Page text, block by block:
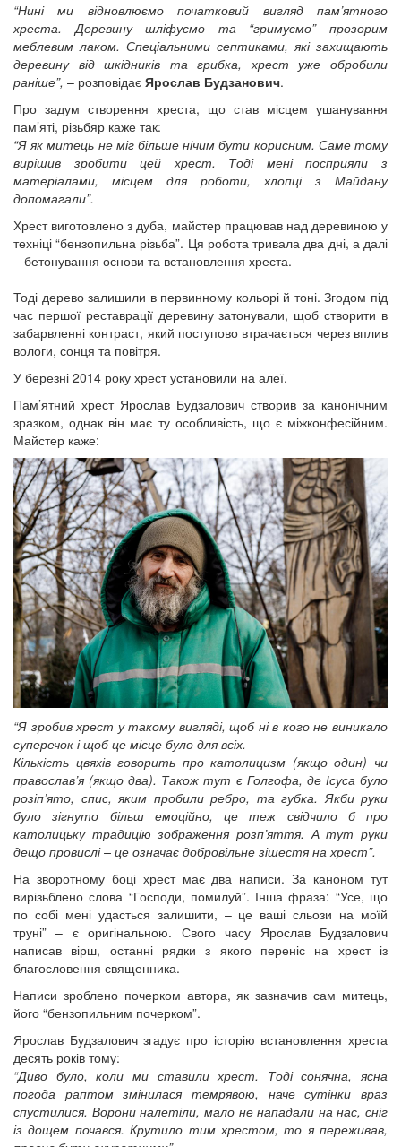
“Нині ми відновлюємо початковий вигляд пам’ятного
хреста. Деревину шліфуємо та “гримуємо” прозорим
меблевим лаком. Спеціальними септиками, які захищають
деревину від шкідників та грибка, хрест уже обробили
раніше”, – розповідає Ярослав Будзанович.
Про задум створення хреста, що став місцем ушанування
пам’яті, різьбяр каже так:
“Я як митець не міг більше нічим бути корисним. Саме тому
вирішив зробити цей хрест. Тоді мені посприяли з
матеріалами, місцем для роботи, хлопці з Майдану
допомагали”.
Хрест виготовлено з дуба, майстер працював над деревиною у
техніці “бензопильна різьба”. Ця робота тривала два дні, а далі
– бетонування основи та встановлення хреста.
Тоді дерево залишили в первинному кольорі й тоні. Згодом під
час першої реставрації деревину затонували, щоб створити в
забарвленні контраст, який поступово втрачається через вплив
вологи, сонця та повітря.
У березні 2014 року хрест установили на алеї.
Пам’ятний хрест Ярослав Будзалович створив за канонічним
зразком, однак він має ту особливість, що є міжконфесійним.
Майстер каже:
“Я зробив хрест у такому вигляді, щоб ні в кого не виникало
суперечок і щоб це місце було для всіх.
Кількість цвяхів говорить про католицизм (якщо один) чи
православ’я (якщо два). Також тут є Голгофа, де Ісуса було
розіп’ято, спис, яким пробили ребро, та губка. Якби руки
було зігнуто більш емоційно, це теж свідчило б про
католицьку традицію зображення розп’яття. А тут руки
дещо провислі – це означає добровільне зішестя на хрест”.
На зворотному боці хрест має два написи. За каноном тут
вирізьблено слова “Господи, помилуй”. Інша фраза: “Усе, що
по собі мені удасться залишити, – це ваші сльози на моїй
труні” – є оригінальною. Свого часу Ярослав Будзалович
написав вірш, останні рядки з якого переніс на хрест із
благословення священника.
Написи зроблено почерком автора, як зазначив сам митець,
його “бензопильним почерком”.
Ярослав Будзалович згадує про історію встановлення хреста
десять років тому:
“Диво було, коли ми ставили хрест. Тоді сонячна, ясна
погода раптом змінилася темрявою, наче сутінки враз
спустилися. Ворони налетіли, мало не нападали на нас, сніг
із дощем почався. Крутило тим хрестом, то я переживав,